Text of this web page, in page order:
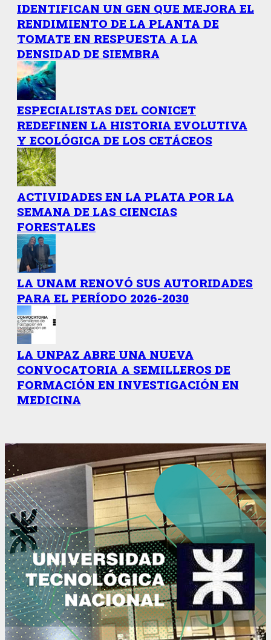
IDENTIFICAN UN GEN QUE MEJORA EL
RENDIMIENTO DE LA PLANTA DE
TOMATE EN RESPUESTA A LA
DENSIDAD DE SIEMBRA
ESPECIALISTAS DEL CONICET
REDEFINEN LA HISTORIA EVOLUTIVA
Y ECOLÓGICA DE LOS CETÁCEOS
ACTIVIDADES EN LA PLATA POR LA
SEMANA DE LAS CIENCIAS
FORESTALES
LA UNAM RENOVÓ SUS AUTORIDADES
PARA EL PERÍODO 2026-2030
LA UNPAZ ABRE UNA NUEVA
CONVOCATORIA A SEMILLEROS DE
FORMACIÓN EN INVESTIGACIÓN EN
MEDICINA